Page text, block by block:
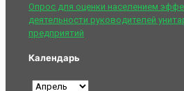
Опрос для оценки населением
деятельности руководителей
предприятий
Календарь